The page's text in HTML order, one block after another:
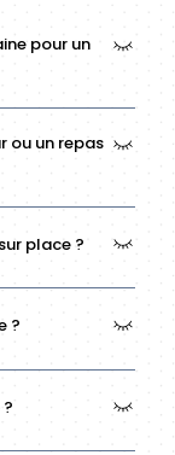
pour un
assises
pour votre
ou un repas
adaptée
pas un dîner
place ?
se prêtent
cadre
?
rénovés
accueillir 15